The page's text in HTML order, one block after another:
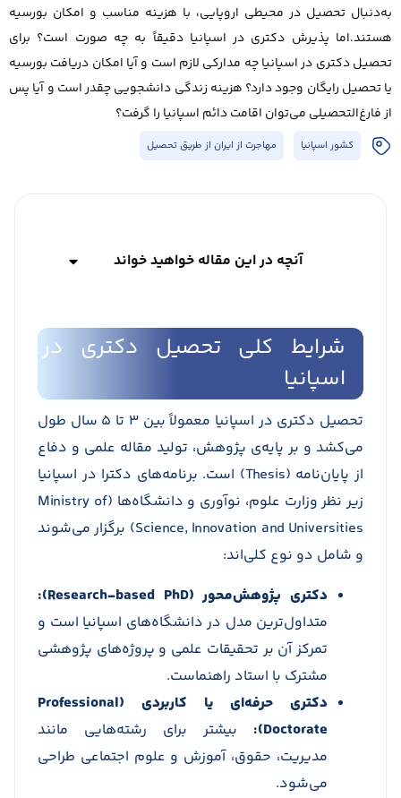
به‌دنبال تحصیل در محیطی اروپایی، با هزینه مناسب و امکان بورسیه
هستند.اما پذیرش دکتری در اسپانیا دقیقاً به چه صورت است؟ برای
تحصیل دکتری در اسپانیا چه مدارکی لازم است و آیا امکان دریافت بورسیه
یا تحصیل رایگان وجود دارد؟ هزینه زندگی دانشجویی چقدر است و آیا پس
از فارغ‌التحصیلی می‌توان اقامت دائم اسپانیا را گرفت؟
کشور اسپانیا مهاجرت از ایران از طریق تحصیل
آنچه در این مقاله خواهید خواند
شرایط کلی تحصیل دکتری در
اسپانیا
تحصیل دکتری در اسپانیا معمولاً بین ۳ تا ۵ سال طول
می‌کشد و بر پایه‌ی پژوهش، تولید مقاله علمی و دفاع
از پایان‌نامه (Thesis) است. برنامه‌های دکترا در اسپانیا
زیر نظر وزارت علوم، نوآوری و دانشگاه‌ها (Ministry of
Science, Innovation and Universities) برگزار می‌شوند
و شامل دو نوع کلی‌اند:
دکتری پژوهش‌محور (Research-based PhD):
متداول‌ترین مدل در دانشگاه‌های اسپانیا است و
تمرکز آن بر تحقیقات علمی و پروژه‌های پژوهشی
مشترک با استاد راهنماست.
دکتری حرفه‌ای یا کاربردی (Professional
Doctorate):
بیشتر برای رشته‌هایی مانند
مدیریت، حقوق، آموزش و علوم اجتماعی طراحی
می‌شود.